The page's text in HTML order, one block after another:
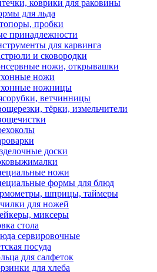
коврики для раковины
для льда
пробки
принадлежности
для карвинга
и сковородки
ножи, открывашки
ножи
ножницы
ветчинницы
тёрки, измельчители
доски
ножи
формы для блюд
шприцы, таймеры
для ножей
миксеры
стола
сервировочные
посуда
для салфеток
для хлеба